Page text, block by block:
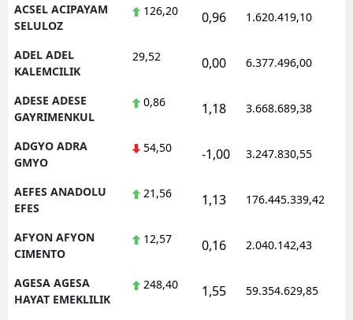
ACSEL ACIPAYAM
SELULOZ
126,20 0,96 1.620.419,10
ADEL ADEL
KALEMCILIK
29,52 0,00 6.377.496,00
ADESE ADESE
GAYRIMENKUL
0,86 1,18 3.668.689,38
ADGYO ADRA
GMYO
54,50 -1,00 3.247.830,55
AEFES ANADOLU
EFES
21,56 1,13 176.445.339,42
AFYON AFYON
CIMENTO
12,57 0,16 2.040.142,43
AGESA AGESA
HAYAT EMEKLILIK
248,40 1,55 59.354.629,85